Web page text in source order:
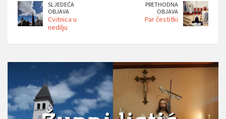
SLJEDEĆA
OBJAVA
Cvitnica u
nedilju
PRETHODNA
OBJAVA
Par čestitki